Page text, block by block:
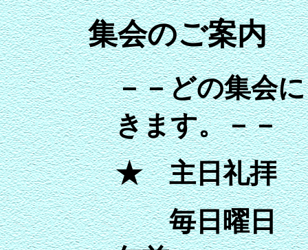
集会のご案内
－－どの集会
きます。－－
★ 主日礼拝
毎日曜